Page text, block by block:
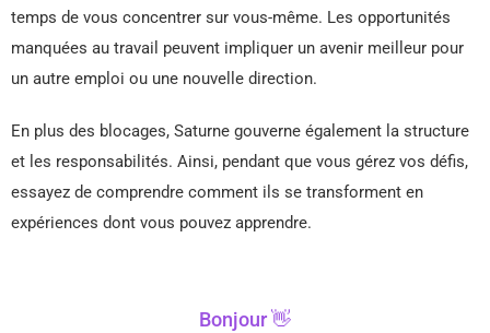
temps de vous concentrer sur vous-même. Les opportunités
manquées au travail peuvent impliquer un avenir meilleur pour
un autre emploi ou une nouvelle direction.
En plus des blocages, Saturne gouverne également la structure
et les responsabilités. Ainsi, pendant que vous gérez vos défis,
essayez de comprendre comment ils se transforment en
expériences dont vous pouvez apprendre.
Bonjour 👋